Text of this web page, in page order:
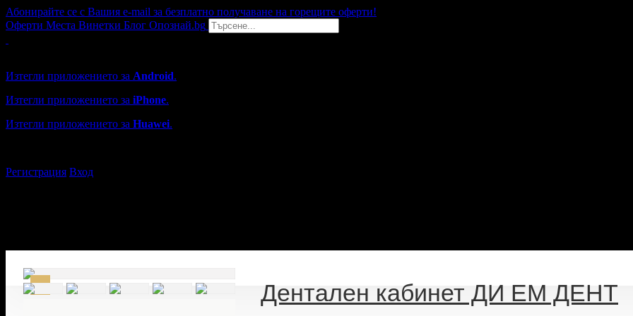
Абонирайте се с Вашия e-mail за безплатно получаване на горещите оферти!
Оферти Места Винетки Блог Опознай.bg
Изтегли приложението за Android.
Изтегли приложението за iPhone.
Изтегли приложението за Huawei.
Регистрация Вход
Дентален кабинет ДИ ЕМ ДЕНТ